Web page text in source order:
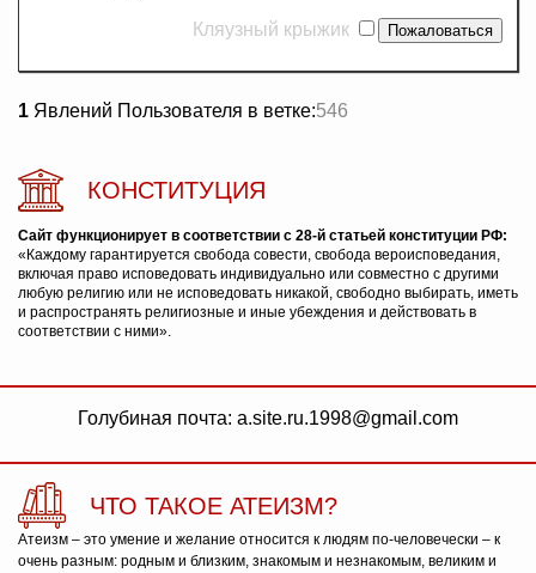
Кляузный крыжик
1 Явлений Пользователя в ветке:546
КОНСТИТУЦИЯ
Сайт функционирует в соответствии с 28-й статьей конституции РФ:
«Каждому гарантируется свобода совести, свобода вероисповедания,
включая право исповедовать индивидуально или совместно с другими
любую религию или не исповедовать никакой, свободно выбирать, иметь
и распространять религиозные и иные убеждения и действовать в
соответствии с ними».
Голубиная почта: a.site.ru.1998@gmail.com
ЧТО ТАКОЕ АТЕИЗМ?
Атеизм – это умение и желание относится к людям по-человечески – к
очень разным: родным и близким, знакомым и незнакомым, великим и